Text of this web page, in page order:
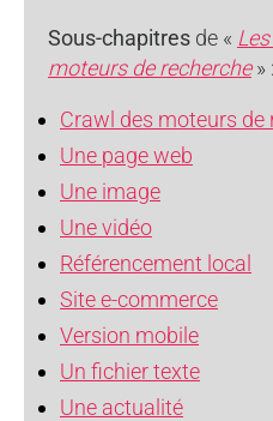
Sous-chapitres de «
moteurs de recherche» :
Crawl des moteurs de
Une page web
Une image
Une vidéo
Référencement local
Site e-commerce
Version mobile
Un fichier texte
Une actualité